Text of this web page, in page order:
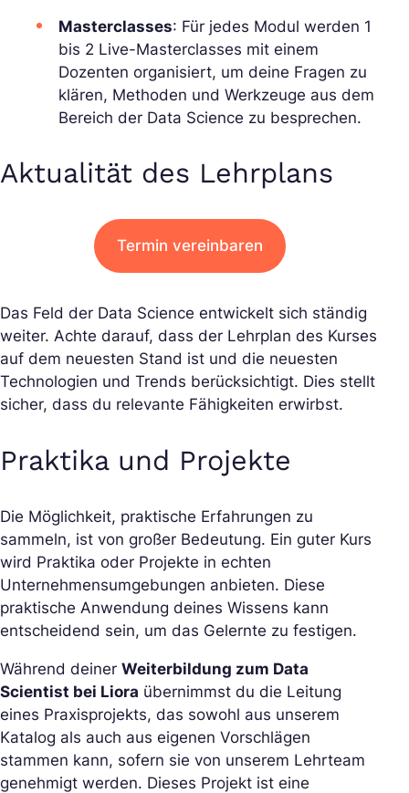
Masterclasses: Für jedes Modul werden 1
bis 2 Live-Masterclasses mit einem
Dozenten organisiert, um deine Fragen zu
klären, Methoden und Werkzeuge aus dem
Bereich der Data Science zu besprechen.
Aktualität des Lehrplans
Termin vereinbaren
Das Feld der Data Science entwickelt sich ständig
weiter. Achte darauf, dass der Lehrplan des Kurses
auf dem neuesten Stand ist und die neuesten
Technologien und Trends berücksichtigt. Dies stellt
sicher, dass du relevante Fähigkeiten erwirbst.
Praktika und Projekte
Die Möglichkeit, praktische Erfahrungen zu
sammeln, ist von großer Bedeutung. Ein guter Kurs
wird Praktika oder Projekte in echten
Unternehmensumgebungen anbieten. Diese
praktische Anwendung deines Wissens kann
entscheidend sein, um das Gelernte zu festigen.
Während deiner Weiterbildung zum Data
Scientist bei Liora übernimmst du die Leitung
eines Praxisprojekts, das sowohl aus unserem
Katalog als auch aus eigenen Vorschlägen
stammen kann, sofern sie von unserem Lehrteam
genehmigt werden. Dieses Projekt ist eine